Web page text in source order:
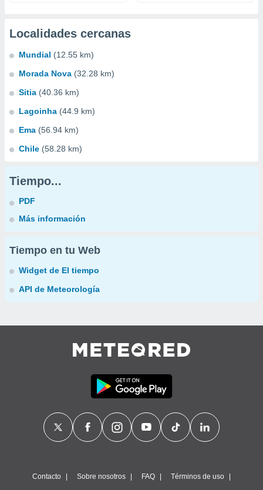
Localidades cercanas
Mundial (12.55 km)
Morada Nova (32.28 km)
Sitia (40.36 km)
Lagoinha (44.9 km)
Ema (56.94 km)
Chile (58.28 km)
Tiempo...
PDF
Más información
Tiempo en tu Web
Widget de El tiempo
API de Meteorología
Contacto Sobre nosotros FAQ Términos de uso